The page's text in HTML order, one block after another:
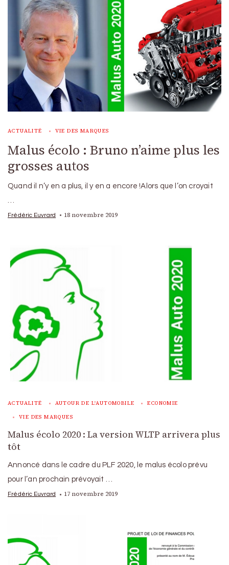
ACTUALITÉ VIE DES MARQUES
Malus écolo : Bruno n’aime plus les
grosses autos
Quand il n’y en a plus, il y en a encore !Alors que l’on croyait
Frédéric Euvrard 18 novembre 2019
ACTUALITÉ AUTOUR DE L'AUTOMOBILE ECONOMIE
VIE DES MARQUES
Malus écolo 2020 : La version WLTP arrivera plus
tôt
Annoncé dans le cadre du PLF 2020, le malus écolo prévu
pour l’an prochain prévoyait …
Frédéric Euvrard 17 novembre 2019